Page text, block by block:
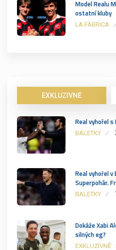
Model Realu
ostatní kluby
LA FÁBRICA
EXKLUZIVNĚ
Real vyhořel
BALETKY
Real vyhořel v
Superpohár.
BALETKY
Dokáže Xabi
silných eg?
EXKLUZIVNĚ